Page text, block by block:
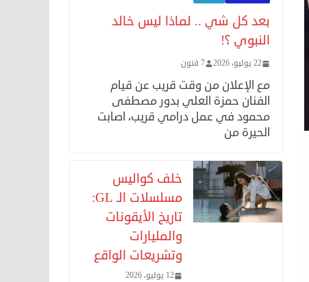
بعد كل شي .. لماذا ليس خالد
النبوي ؟!
22 يوليو، 2026 7 فنون
مع الإعلان من وقت قريب عن قيام
الفنان حمزة العلي بدور مصطفى
محمود في عمل درامي قريب، اصابت
الحيرة من
خلف كواليس
مسلسلات الـ GL:
تاريخ الأيقونات
والمليارات
وتشريعات الواقع
12 يوليو، 2026